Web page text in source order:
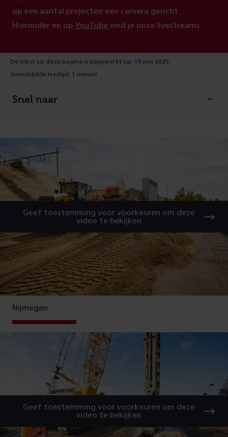
op een aantal projecten een camera gericht.
Hieronder en op YouTube vind je onze livestreams.
De tekst op deze pagina is bijgewerkt op: 19 juni 2025.
Gemiddelde leestijd: 1 minuut
Snel naar
Nijmegen
Geef toestemming voor voorkeuren om deze
video te bekijken
Geef toestemming voor voorkeuren om deze
video te bekijken